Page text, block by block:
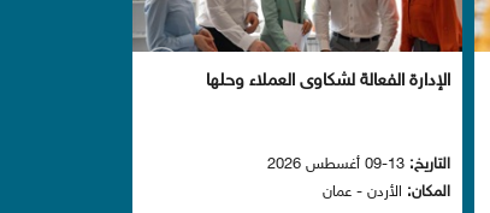
الإدارة الفعالة لشكاوى العملاء وحلها
التاريخ: 13-09 أغسطس 2026
المكان: الأردن - عمان